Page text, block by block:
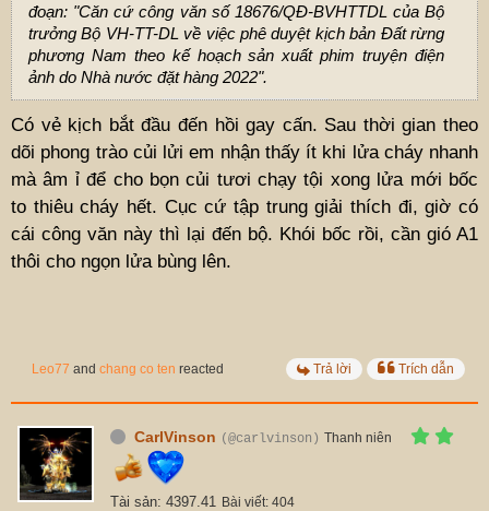
đoạn: "Căn cứ công văn số 18676/QĐ-BVHTTDL của Bộ
trưởng Bộ VH-TT-DL về việc phê duyệt kịch bản Đất rừng
phương Nam theo kế hoạch sản xuất phim truyện điện
ảnh do Nhà nước đặt hàng 2022".
Có vẻ kịch bắt đầu đến hồi gay cấn. Sau thời gian theo
dõi phong trào củi lửi em nhận thấy ít khi lửa cháy nhanh
mà âm ỉ để cho bọn củi tươi chạy tội xong lửa mới bốc
to thiêu cháy hết. Cục cứ tập trung giải thích đi, giờ có
cái công văn này thì lại đến bộ. Khói bốc rồi, cần gió A1
thôi cho ngọn lửa bùng lên.
Leo77 and chang co ten reacted Trả lời Trích dẫn
CarlVinson (@carlvinson) Thanh niên
Tài sản: 4397.41 Bài viết: 404